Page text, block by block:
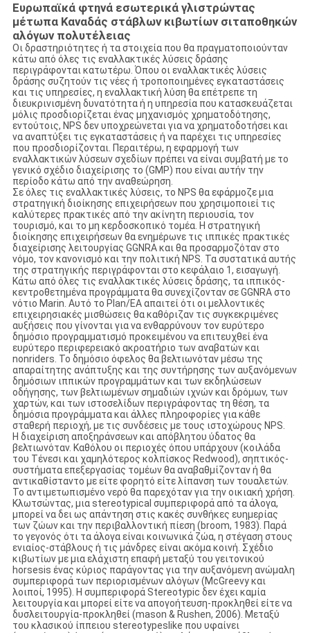
Ευρωπαϊκά φτηνά εσωτερικά γλιστρώντας
μέτωπα Καναδάς στάβλων κιβωτίων σιταποθηκών
αλόγων πολυτέλειας
Οι δραστηριότητες ή τα στοιχεία που θα πραγματοποιούνταν
κάτω από όλες τις εναλλακτικές λύσεις δράσης
περιγράφονται κατωτέρω. Όπου οι εναλλακτικές λύσεις
δράσης συζητούν τις νέες ή τροποποιημένες εγκαταστάσεις
και τις υπηρεσίες, η εναλλακτική λύση θα επέτρεπε τη
διευκρινισμένη δυνατότητα ή η υπηρεσία που κατασκευάζεται
μόλις προσδιορίζεται ένας μηχανισμός χρηματοδότησης,
εντούτοις, NPS δεν υποχρεώνεται για να χρηματοδοτήσει και
να αναπτύξει τις εγκαταστάσεις ή να παρέχει τις υπηρεσίες
που προσδιορίζονται. Περαιτέρω, η εφαρμογή των
εναλλακτικών λύσεων σχεδίων πρέπει να είναι συμβατή με το
γενικό σχέδιο διαχείρισης το (GMP) που είναι αυτήν την
περίοδο κάτω από την αναθεώρηση.
Σε όλες τις εναλλακτικές λύσεις, το NPS θα εφάρμοζε μια
στρατηγική διοίκησης επιχειρήσεων που χρησιμοποιεί τις
καλύτερες πρακτικές από την ακίνητη περιουσία, τον
τουρισμό, και το μη κερδοσκοπικό τομέα. Η στρατηγική
διοίκησης επιχειρήσεων θα ενημέρωνε τις ιππικές πρακτικές
διαχείρισης λειτουργίας GGNRA και θα προσαρμοζόταν στο
νόμο, τον κανονισμό και την πολιτική NPS. Τα συστατικά αυτής
της στρατηγικής περιγράφονται στο κεφάλαιο 1, εισαγωγή.
Κάτω από όλες τις εναλλακτικές λύσεις δράσης, τα ιππικός-
κεντροθετημένα προγράμματα θα συνεχίζονταν σε GGNRA στο
νότιο Marin. Αυτό το Plan/EA απαιτεί ότι οι μελλοντικές
επιχειρησιακές μισθώσεις θα καθόριζαν τις συγκεκριμένες
αυξήσεις που γίνονται για να ενθαρρύνουν τον ευρύτερο
δημόσιο προγραμματισμό προκειμένου να επιτευχθεί ένα
ευρύτερο περιφερειακό ακροατήριο των αναβατών και
nonriders. Το δημόσιο όφελος θα βελτιωνόταν μέσω της
απαραίτητης ανάπτυξης και της συντήρησης των αυξανόμενων
δημόσιων ιππικών προγραμμάτων και των εκδηλώσεων
οδήγησης, των βελτιωμένων σημαδιών ιχνών και δρόμων, των
χαρτών, και των ιστοσελίδων περιγράφοντας τη θέση, τα
δημόσια προγράμματα και άλλες πληροφορίες για κάθε
σταθερή περιοχή, με τις συνδέσεις με τους ιστοχώρους NPS.
Η διαχείριση αποξηράνσεων και απόβλητου ύδατος θα
βελτιωνόταν. Καθόλου οι περιοχές όπου υπάρχουν (κοιλάδα
του Τένεσι και χαμηλότερος κολπίσκος Redwood), σηπτικός-
συστήματα επεξεργασίας τομέων θα αναβαθμίζονταν ή θα
αντικαθίσταντο με είτε φορητό είτε λίπανση των τουαλετών.
Το αντιμετωπισμένο νερό θα παρεχόταν για την οικιακή χρήση.
Κλωτσώντας, μια stereotypical συμπεριφορά από τα άλογα,
μπορεί να δει ως απάντηση στις κακές συνθήκες ευημερίας
των ζώων και την περιβαλλοντική πίεση (broom, 1983). Παρά
το γεγονός ότι τα άλογα είναι κοινωνικά ζώα, η στέγαση στους
ενιαίος-στάβλους ή τις μάνδρες είναι ακόμα κοινή. Σχέδιο
κιβωτίων με μια ελάχιστη επαφή μεταξύ του γειτονικού
horsesis ένας κύριος παράγοντας για την αυξανόμενη ανώμαλη
συμπεριφορά των περιορισμένων αλόγων (McGreevy και
λοιποί, 1995). Η συμπεριφορά Stereotypic δεν έχει καμία
λειτουργία και μπορεί είτε να απογοήτευση-προκληθεί είτε να
δυσλειτουργία-προκληθεί (mason & Rushen, 2006). Μεταξύ
του κλασικού ίππειου stereotypeslike που υφαίνει